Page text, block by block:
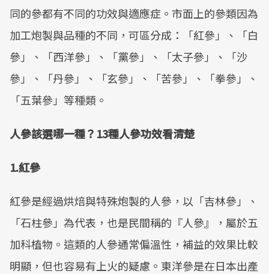
同的參都有不同的功效與適應症。市面上的參類因為
加工炮製與品種的不同，可區分成：「紅參」、「白
參」、「西洋參」、「黨參」、「太子參」、「沙
參」、「丹參」、「玄參」、「苦參」、「拳參」、
「五葉參」等種類。
人參該選哪一種？13種人參功效看清楚
1.紅參
紅參是經過烘焙與特殊炮製的人參，以「吉林參」、
「石柱參」為代表，也是民間稱的『人參』，屬於五
加科植物。這類的人參通常偏溫性，補益的效果比較
明顯，但也容易有上火的疑慮。東洋參是在日本出產